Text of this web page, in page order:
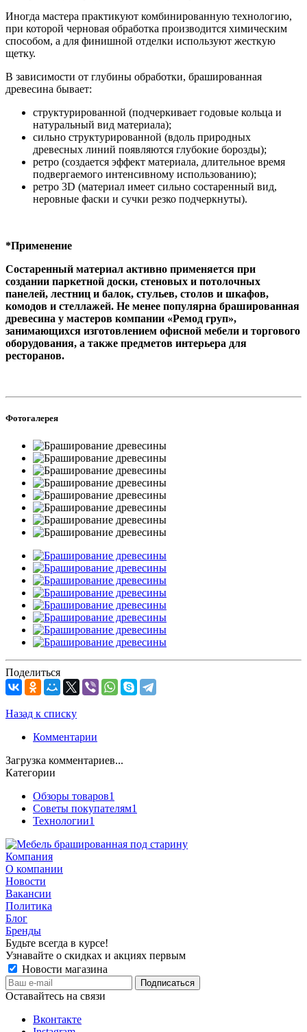
Иногда мастера практикуют комбинированную технологию,
при которой черновая обработка производится химическим
способом, а для финишной отделки используют жесткую
щетку.
В зависимости от глубины обработки, брашированная
древесина бывает:
структурированной (подчеркивает годовые кольца и
натуральный вид материала);
сильно структурированной (вдоль природных
древесных линий появляются глубокие борозды);
ретро (создается эффект материала, длительное время
подвергаемого интенсивному использованию);
ретро 3D (материал имеет сильно состаренный вид,
неровные фаски и сучки резко подчеркнуты).
*Применение
Состаренный материал активно применяется при
создании паркетной доски, стеновых и потолочных
панелей, лестниц и балок, стульев, столов и шкафов,
комодов и стеллажей. Не менее популярна брашированная
древесина у мастеров компании «Ремод груп»,
занимающихся изготовлением офисной мебели и торгового
оборудования, а также предметов интерьера для
ресторанов.
Фотогалерея
Поделиться
Назад к списку
Комментарии
Загрузка комментариев...
Категории
Обзоры товаров1
Советы покупателям1
Технологии1
Компания
О компании
Новости
Вакансии
Политика
Блог
Бренды
Будьте всегда в курсе!
Узнавайте о скидках и акциях первым
Новости магазина
Оставайтесь на связи
Вконтакте